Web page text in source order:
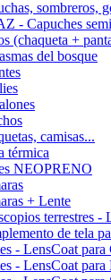
sombreros,
- Capuches
(chaqueta +
del bosque
camisas...
térmica
NEOPRENO
+ Lente
terrestres -
de tela
- LensCoat
- LensCoat